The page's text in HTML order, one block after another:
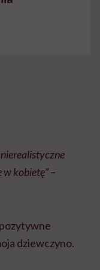
kobietę” –
dziewczyno.